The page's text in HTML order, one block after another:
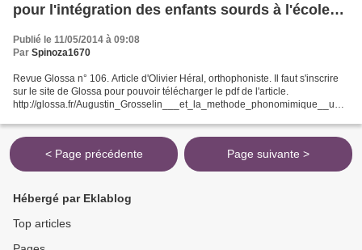
pour l'intégration des enfants sourds à l'école
Publié le 11/05/2014 à 09:08
Par Spinoza1670
Revue Glossa n° 106. Article d'Olivier Héral, orthophoniste. Il faut s'inscrire
sur le site de Glossa pour pouvoir télécharger le pdf de l'article.
http://glossa.fr/Augustin_Grosselin___et_la_methode_phonomimique__une
< Page précédente Page suivante >
Hébergé par Eklablog
Top articles